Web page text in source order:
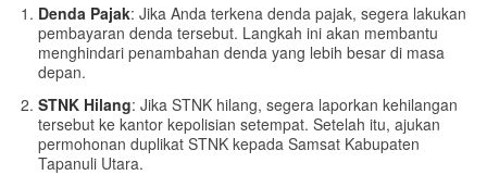
Denda Pajak: Jika Anda terkena denda pajak, segera lakukan
pembayaran denda tersebut. Langkah ini akan membantu
menghindari penambahan denda yang lebih besar di masa
depan.
STNK Hilang: Jika STNK hilang, segera laporkan kehilangan
tersebut ke kantor kepolisian setempat. Setelah itu, ajukan
permohonan duplikat STNK kepada Samsat Kabupaten
Tapanuli Utara.